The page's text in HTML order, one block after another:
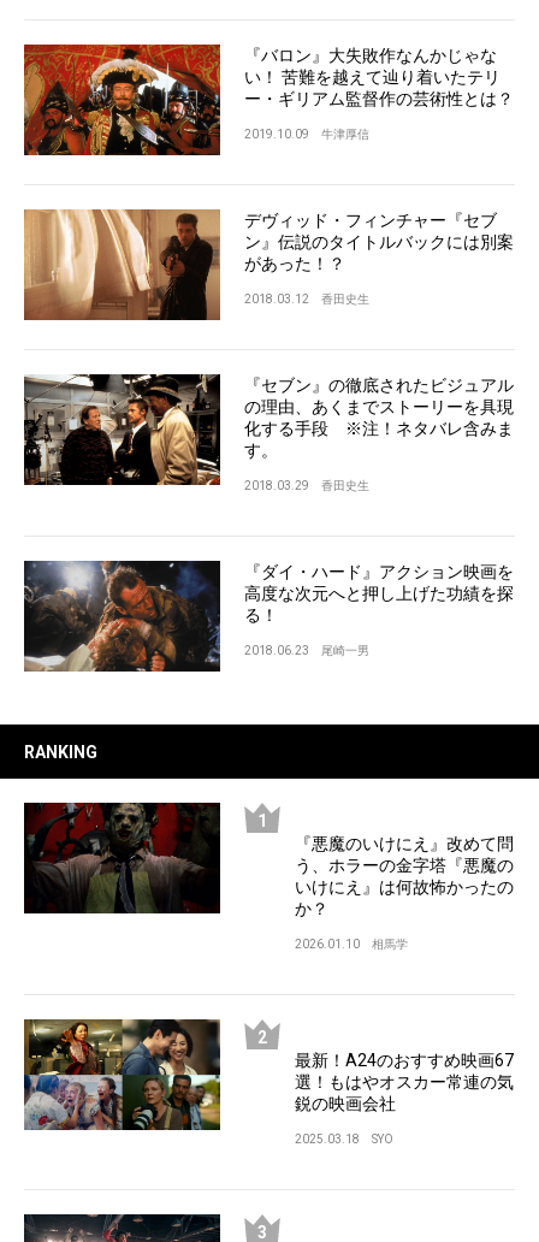
『バロン』大失敗作なんかじゃな
い！ 苦難を越えて辿り着いたテリ
ー・ギリアム監督作の芸術性とは？
2019.10.09 牛津厚信
デヴィッド・フィンチャー『セブ
ン』伝説のタイトルバックには別案
があった！？
2018.03.12 香田史生
『セブン』の徹底されたビジュアル
の理由、あくまでストーリーを具現
化する手段 ※注！ネタバレ含みま
す。
2018.03.29 香田史生
『ダイ・ハード』アクション映画を
高度な次元へと押し上げた功績を探
る！
2018.06.23 尾崎一男
RANKING
『悪魔のいけにえ』改めて問
う、ホラーの金字塔『悪魔の
いけにえ』は何故怖かったの
か？
2026.01.10 相馬学
最新！A24のおすすめ映画67
選！もはやオスカー常連の気
鋭の映画会社
2025.03.18 SYO